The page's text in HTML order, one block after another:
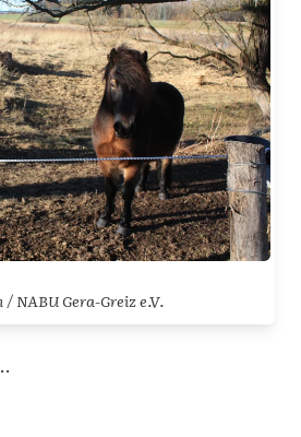
NABU Gera-Greiz e.V.